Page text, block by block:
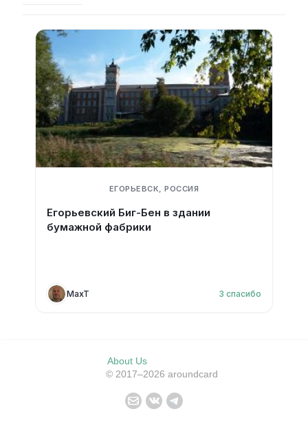
ЕГОРЬЕВСК, РОССИЯ
Егорьевский Биг-Бен в здании
бумажной фабрики
MaxT 3 спасибо
About Us
© 2017–2026 aroundcard